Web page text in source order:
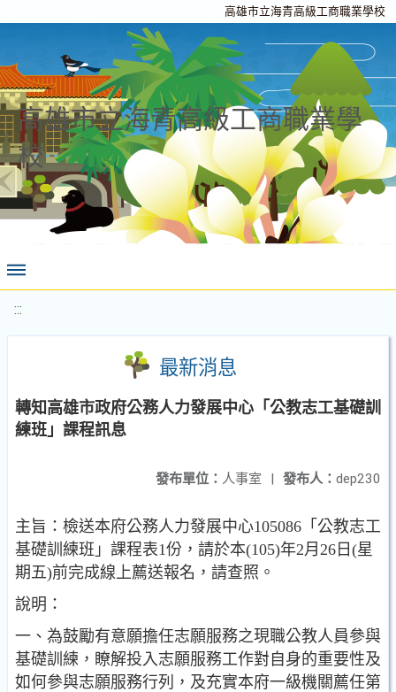
高雄市立海青高級工商職業學校
高雄市立海青高級工商職業學
校
:::
最新消息
轉知高雄市政府公務人力發展中心「公教志工基礎訓
練班」課程訊息
發布人： dep230
發布單位： 人事室 |
主旨：檢送本府公務人力發展中心105086「公教志工
基礎訓練班」課程表1份，請於本(105)年2月26日(星
期五)前完成線上薦送報名，請查照。
說明：
一、為鼓勵有意願擔任志願服務之現職公教人員參與
基礎訓練，瞭解投入志願服務工作對自身的重要性及
如何參與志願服務行列，及充實本府一級機關薦任第